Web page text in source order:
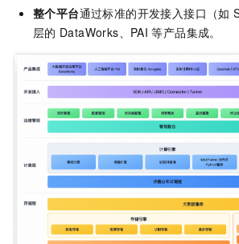
整个平台通过标准的开发接入接口（如
层的 DataWorks、PAI 等产品集成。